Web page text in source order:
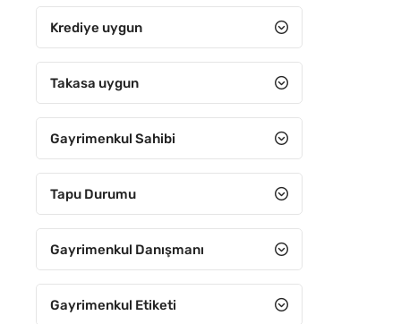
7+3
8+1
8+2
8+3
8+4
9+1
9+2
9+3
Krediye uygun
Takasa uygun
Gayrimenkul Sahibi
Tapu Durumu
Gayrimenkul Danışmanı
Gayrimenkul Etiketi